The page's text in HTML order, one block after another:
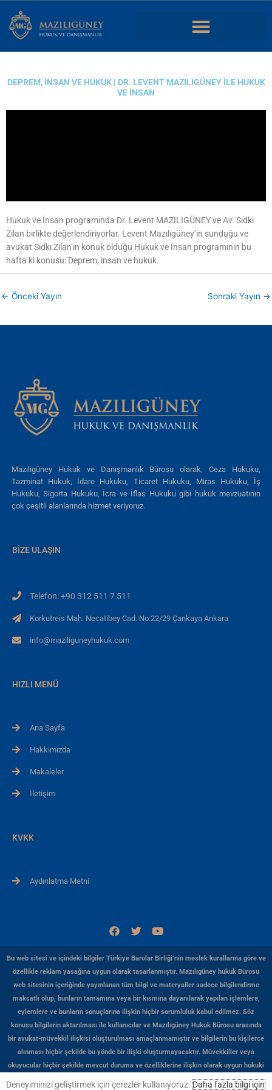
atla
récent dont on casino en ligne nouveauobserve l’interface,
l’organisation des jeux, l’espace utilisateur et la manière dont les
DEPREM, İNSAN VE HUKUK | DR. LEVENT MAZILIGÜNEY ILE HUKUK
VE İNSAN
Hukuk ve İnsan programında Dr. Levent MAZILIGÜNEY ve Av. Sıdkı
Zilan birlikte değerlendiriyorlar. Levent Mazılıgüney’in sunduğu ve
avukat Sıdkı Zilan’ın konuk olduğu Hukuk ve İnsan programının bu
hafta ki konusu: Deprem, insan ve hukuk.
← Önceki Yayın Sonraki Yayın →
Mazılıgüney Hukuk ve Danışmanlık Bürosu olarak, Ceza Hukuku,
Tazminat Hukuk, İdare Hukuku, Ticaret Hukuku, Miras Hukuku, İş
Hukuku, Sigorta Hukuku, İcra ve İflas Hukuku gibi hukuk mevzuatının
çok çeşitli alanlarında hizmet veriyoruz.
BIZE ULAŞIN
Telefon: +90 312 511 7 511
Korkutreis Mah. Necatibey Cad. No:22/29 Çankaya Ankara
info@maziliguneyhukuk.com
HIZLI MENÜ
Ana Sayfa
Hakkımızda
Makaleler
İletişim
KVKK
Aydınlatma Metni
F
a
c
e
b
o
k
T
w
i
t
t
r
Y
o
u
t
u
e
Bu web sitesi ve içindeki bilgiler Türkiye Barolar Birliği’nin meslek kurallarına göre ve
özellikle reklam yasağına uygun olarak tasarlanmıştır. Mazılıgüney hukuk Bürosu
web sitesinin içeriğinde yayınlanan tüm bilgi ve materyaller sadece bilgilendirme
maksatlı olup, bunların tamamına veya bir kısmına dayanılarak yapılan işlemlere,
eylemlere ve bunların sonuçlarına ilişkin hiçbir sorumluluk kabul edilmez. Söz
konusu bilgilerin aktarılması ile kullanıcılar ve Mazılıgüney Hukuk Bürosu arasında
bir avukat-müvekkil ilişkisi oluşturulması amaçlanmamıştır ve bilgilerin bu kişilerce
alınması hiçbir şekilde bu yönde bir ilişki oluşturmayacaktır. Müvekkiller veya
okuyucular hiçbir şekilde mevcut duruma ve özelliklerine ilişkin olarak uygun hukuki
veya başka herhangi bir profesyonel görüş almadan, Mazılıgüney Hukuk Bürosu web
Deneyiminizi geliştirmek için çerezler kullanıyoruz.Daha fazla bilgi için